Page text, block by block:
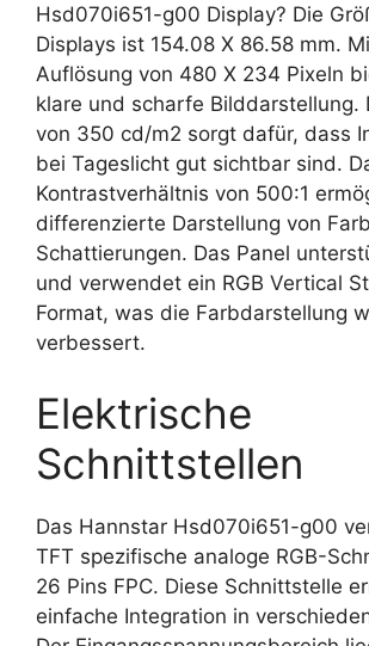
Hsd070i651-g00 Display? Die
Displays ist 154.08 X 86.58 mm.
Auflösung von 480 X 234 Pixeln
klare und scharfe Bilddarstellung.
von 350 cd/m2 sorgt dafür, dass
bei Tageslicht gut sichtbar sind.
Kontrastverhältnis von 500:1
differenzierte Darstellung von
Schattierungen. Das Panel
und verwendet ein RGB Vertical
Format, was die Farbdarstellung
verbessert.
Elektrische
Schnittstellen
Das Hannstar Hsd070i651-g00
TFT spezifische analoge RGB-
26 Pins FPC. Diese Schnittstelle
einfache Integration in